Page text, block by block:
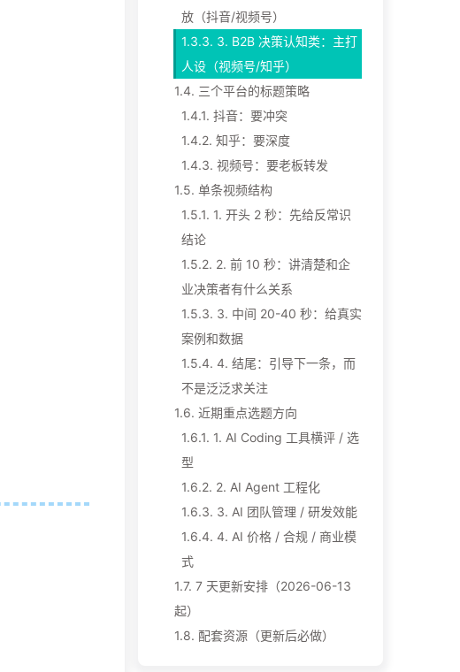
放（抖音/视频号）
1.3.3. 3. B2B 决策认知类：主打
人设（视频号/知乎）
1.4. 三个平台的标题策略
1.4.1. 抖音：要冲突
1.4.2. 知乎：要深度
1.4.3. 视频号：要老板转发
1.5. 单条视频结构
1.5.1. 1. 开头 2 秒：先给反常识
结论
1.5.2. 2. 前 10 秒：讲清楚和企
业决策者有什么关系
1.5.3. 3. 中间 20-40 秒：给真实
案例和数据
1.5.4. 4. 结尾：引导下一条，而
不是泛泛求关注
1.6. 近期重点选题方向
1.6.1. 1. AI Coding 工具横评 / 选
型
1.6.2. 2. AI Agent 工程化
1.6.3. 3. AI 团队管理 / 研发效能
1.6.4. 4. AI 价格 / 合规 / 商业模
式
1.7. 7 天更新安排（2026-06-13
起）
1.8. 配套资源（更新后必做）